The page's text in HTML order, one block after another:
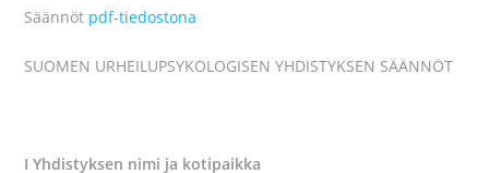
Säännöt pdf-tiedostona
SUOMEN URHEILUPSYKOLOGISEN YHDISTYKSEN SÄÄNNÖT
I Yhdistyksen nimi ja kotipaikka